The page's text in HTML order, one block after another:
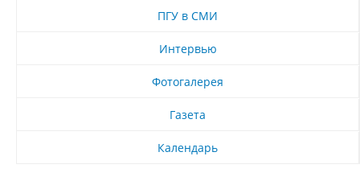
ПГУ в СМИ
Интервью
Фотогалерея
Газета
Календарь